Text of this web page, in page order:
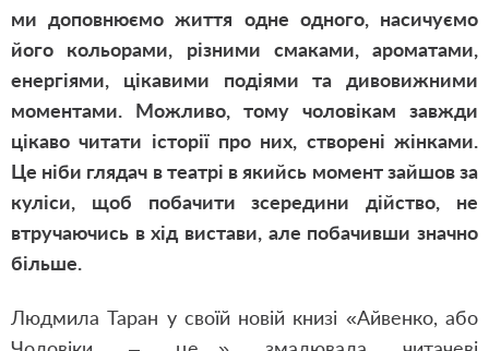
ми доповнюємо життя одне одного, насичуємо
його кольорами, різними смаками, ароматами,
енергіями, цікавими подіями та дивовижними
моментами. Можливо, тому чоловікам завжди
цікаво читати історії про них, створені жінками.
Це ніби глядач в театрі в якийсь момент зайшов за
куліси, щоб побачити зсередини дійство, не
втручаючись в хід вистави, але побачивши значно
більше.
Людмила Таран у своїй новій книзі «Айвенко, або